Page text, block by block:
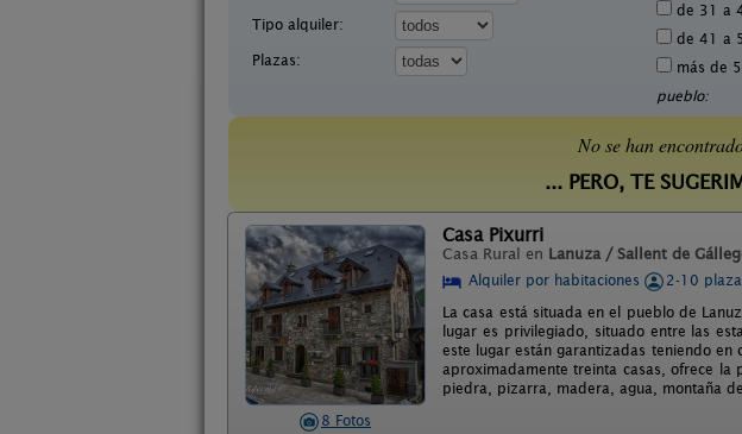
Tipo alquiler:
Plazas:
de 31 a
de 41 a
más de
pueblo:
No se han
... PERO, TE
8 Fotos
Casa Pixurri
Casa Rural en Lanuza / Sallent de
Alquiler por habitaciones
2-10
La casa está situada en el pueblo de
lugar es privilegiado, situado entre las
este lugar están garantizadas teniendo
aproximadamente treinta casas, ofrece
piedra, pizarra, madera, agua, montaña